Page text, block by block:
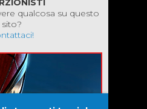
qualcosa su questo
sito?